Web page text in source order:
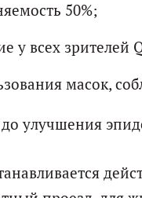
50%;
у всех зрителей
масок,
улучшения